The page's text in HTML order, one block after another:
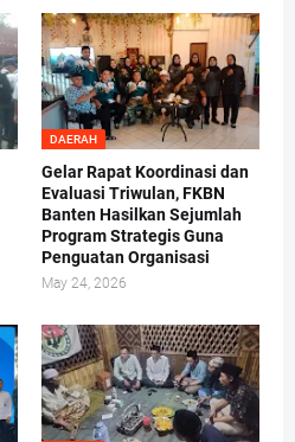
DAERAH
Gelar Rapat Koordinasi dan
Evaluasi Triwulan, FKBN
Banten Hasilkan Sejumlah
Program Strategis Guna
Penguatan Organisasi
May 24, 2026